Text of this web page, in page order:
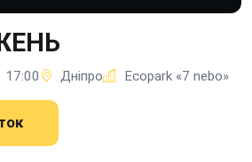
17:00 Дніпро Ecopark «7 nebo»